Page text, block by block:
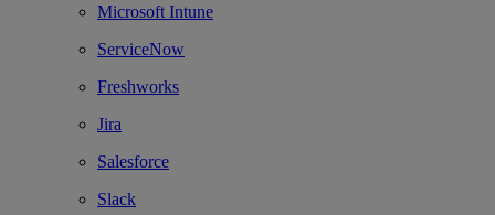
Microsoft Intune
ServiceNow
Freshworks
Jira
Salesforce
Slack